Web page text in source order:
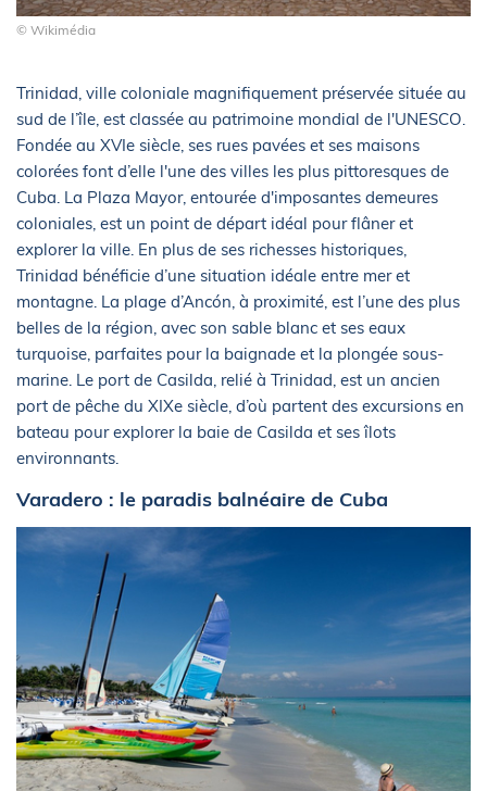
© Wikimédia
Trinidad, ville coloniale magnifiquement préservée située au
sud de l’île, est classée au patrimoine mondial de l'UNESCO.
Fondée au XVIe siècle, ses rues pavées et ses maisons
colorées font d’elle l'une des villes les plus pittoresques de
Cuba. La Plaza Mayor, entourée d'imposantes demeures
coloniales, est un point de départ idéal pour flâner et
explorer la ville. En plus de ses richesses historiques,
Trinidad bénéficie d’une situation idéale entre mer et
montagne. La plage d’Ancón, à proximité, est l’une des plus
belles de la région, avec son sable blanc et ses eaux
turquoise, parfaites pour la baignade et la plongée sous-
marine. Le port de Casilda, relié à Trinidad, est un ancien
port de pêche du XIXe siècle, d’où partent des excursions en
bateau pour explorer la baie de Casilda et ses îlots
environnants.
Varadero : le paradis balnéaire de Cuba